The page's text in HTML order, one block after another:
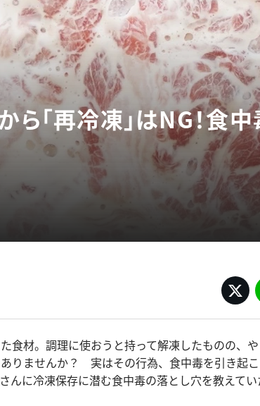
ら「再冷凍」はNG！食
食材。調理に使おうと持って解凍したものの、
りませんか？ 実はその行為、食中毒を引き起
んに冷凍保存に潜む食中毒の落とし穴を教えてい